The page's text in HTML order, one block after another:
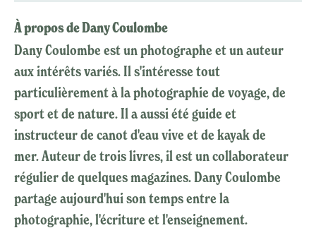
À propos de Dany Coulombe
Dany Coulombe est un photographe et un auteur
aux intérêts variés. Il s'intéresse tout
particulièrement à la photographie de voyage, de
sport et de nature. Il a aussi été guide et
instructeur de canot d'eau vive et de kayak de
mer. Auteur de trois livres, il est un collaborateur
régulier de quelques magazines. Dany Coulombe
partage aujourd'hui son temps entre la
photographie, l'écriture et l'enseignement.